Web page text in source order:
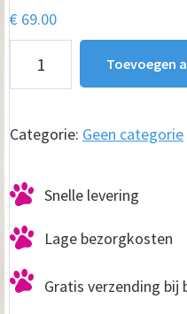
€ 69.00
Hoes
Bed
122cm
aantal
Toevoegen
Categorie: Geen categorie
Snelle levering
Lage bezorgkosten
Gratis verzending bij